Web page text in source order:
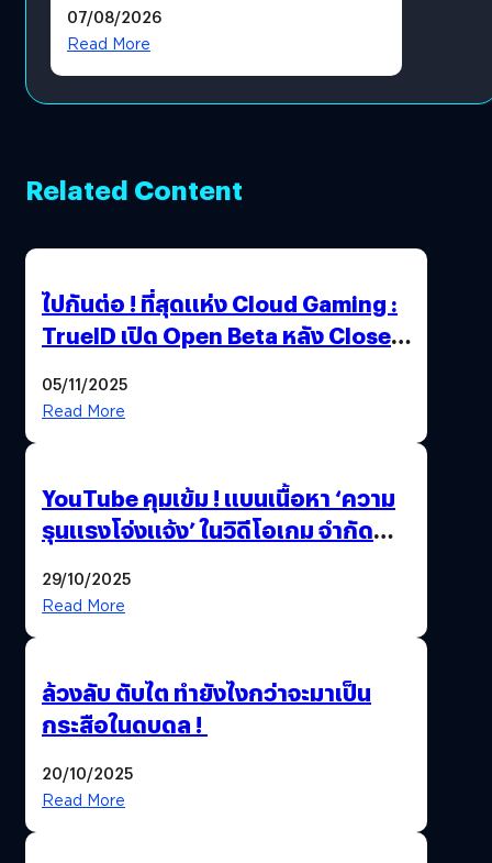
โดยตรง
07/08/2026
Read More
Related Content
ไปกันต่อ ! ที่สุดแห่ง Cloud Gaming :
TrueID เปิด Open Beta หลัง Close
Thailand Game Show 2025 ทะลุ 15
05/11/2025
Read More
YouTube คุมเข้ม ! แบนเนื้อหา ‘ความ
รุนแรงโจ่งแจ้ง’ ในวิดีโอเกม จำกัด
29/10/2025
Read More
ล้วงลับ ตับไต ทำยังไงกว่าจะมาเป็น
กระสือในดบดล !
20/10/2025
Read More